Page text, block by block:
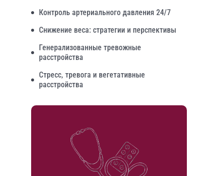
Контроль артериального давления 24/7
Снижение веса: стратегии и перспективы
Генерализованные тревожные
расстройства
Стресс, тревога и вегетативные
расстройства